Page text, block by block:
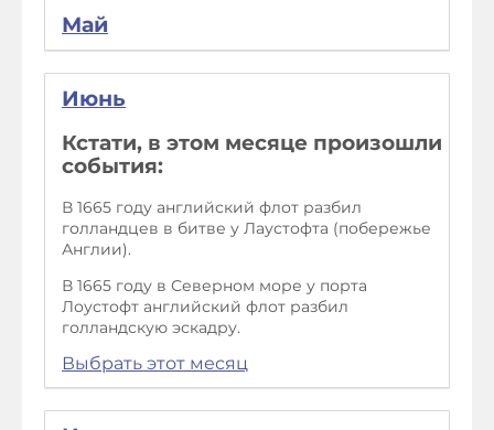
Май
Июнь
Кстати, в этом месяце произошли
события:
В 1665 году английский флот разбил
голландцев в битве у Лаустофта (побережье
Англии).
В 1665 году в Северном море у порта
Лоустофт английский флот разбил
голландскую эскадру.
Выбрать этот месяц